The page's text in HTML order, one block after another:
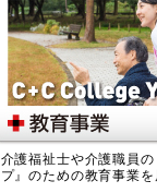
介護福祉士や介護職員
プ』のための教育事業を